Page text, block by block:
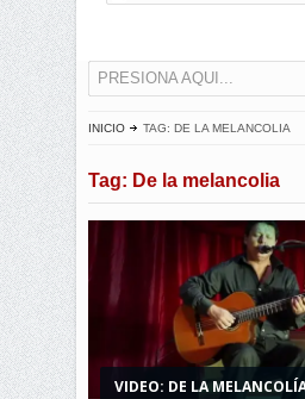
PRESIONA AQUI...
INICIO TAG: DE LA MELANCOLIA
Tag: De la melancolia
VIDEO: DE LA